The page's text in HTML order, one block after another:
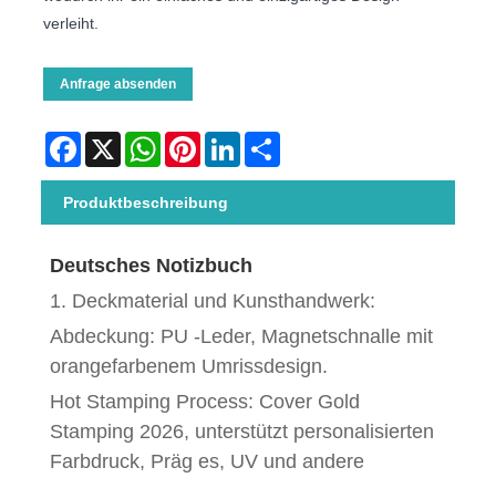
verleiht.
Anfrage absenden
Facebook
X WhatsAppPinterestLinkedIn
Produktbeschreibung
Deutsches Notizbuch
1. Deckmaterial und Kunsthandwerk:
Abdeckung: PU -Leder, Magnetschnalle mit
orangefarbenem Umrissdesign.
Hot Stamping Process: Cover Gold
Stamping 2026, unterstützt personalisierten
Farbdruck, Präg es, UV und andere